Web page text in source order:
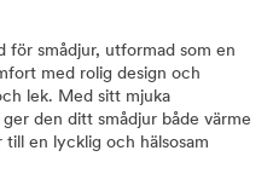
för smådjur, utformad som en
med rolig design och
lek. Med sitt mjuka
den ditt smådjur både värme
en lycklig och hälsosam